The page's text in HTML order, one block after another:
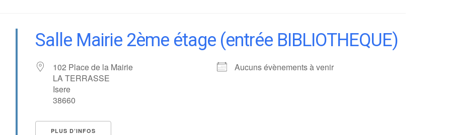
Salle Mairie 2ème étage (entrée BIBLIOTHEQUE)
102 Place de la Mairie
LA TERRASSE
Isere
38660
Aucuns évènements à venir
PLUS D’INFOS